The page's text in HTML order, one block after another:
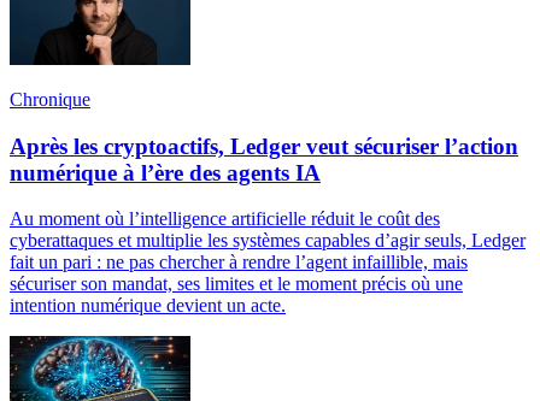
Chronique
Après les cryptoactifs, Ledger veut sécuriser l’action
numérique à l’ère des agents IA
Au moment où l’intelligence artificielle réduit le coût des
cyberattaques et multiplie les systèmes capables d’agir seuls, Ledger
fait un pari : ne pas chercher à rendre l’agent infaillible, mais
sécuriser son mandat, ses limites et le moment précis où une
intention numérique devient un acte.